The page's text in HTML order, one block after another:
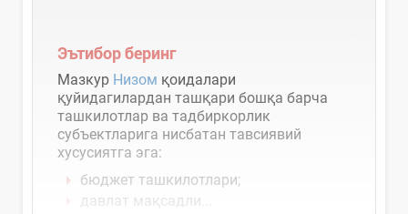
Эътибор беринг
Мазкур Низом қоидалари
қуйидагилардан ташқари бошқа барча
ташкилотлар ва тадбиркорлик
субъектларига нисбатан тавсиявий
хусусиятга эга:
бюджет ташкилотлари;
давлат мақсадли...